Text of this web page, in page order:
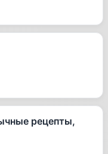
рецепты,